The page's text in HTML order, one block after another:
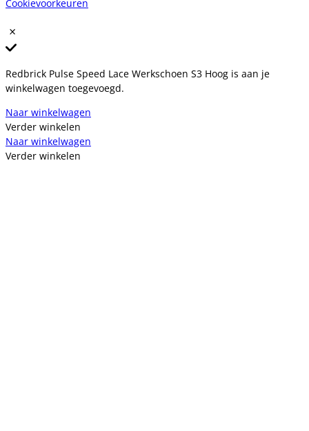
Cookievoorkeuren
Redbrick Pulse Speed Lace Werkschoen S3 Hoog is aan je
winkelwagen toegevoegd.
Naar winkelwagen
Verder winkelen
Naar winkelwagen
Verder winkelen